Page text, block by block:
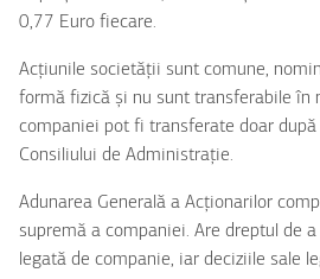
0,77 Euro fiecare.
Acțiunile societății sunt comune,
formă fizică și nu sunt transferabile în
companiei pot fi transferate doar
Consiliului de Administrație.
Adunarea Generală a Acționarilor
supremă a companiei. Are dreptul de
legată de companie, iar deciziile sale